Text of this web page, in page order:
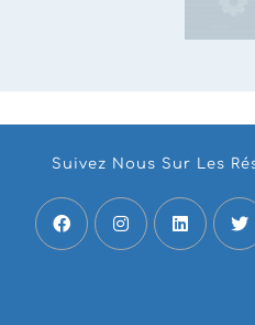
Suivez Nous Sur Les